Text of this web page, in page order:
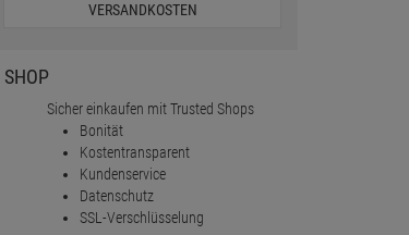
VERSANDKOSTEN
SHOP
Sicher einkaufen mit Trusted Shops
Bonität
Kostentransparent
Kundenservice
Datenschutz
SSL-Verschlüsselung